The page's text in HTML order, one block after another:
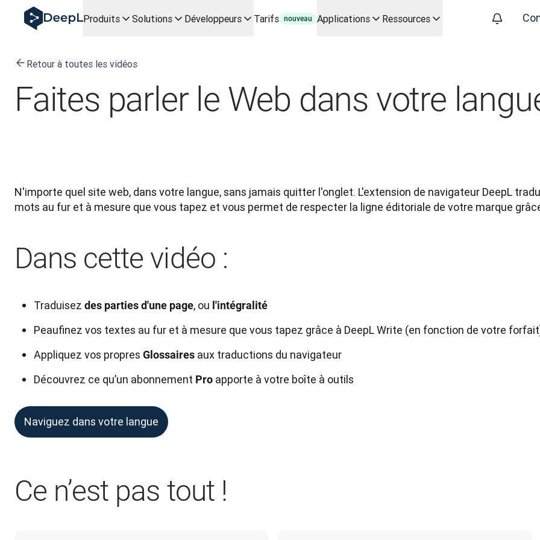
DeepL pour agents IA
Translation Flow de DeepL : des nouveaux processus optimisés par l’IA pour vos principaux cas d'usage et intégrations
Découvrez Translation Flow : la localisation qui automatise vos processus de traduction de A à Z, pour toutes les équipes
Évaluation qualité traduction chez DeepL
De la traduction de texte à la traduction vocale en temps réel
Produits Solutions Développeurs Tarifs nouveau Applications Ressources
Retour à toutes les vidéos
Faites parler le Web dans votre
N'importe quel site web, dans votre langue, sans jamais quitter l'onglet. L'extension de navigateur DeepL
mots au fur et à mesure que vous tapez et vous permet de respecter la ligne éditoriale de votre marque
Dans cette vidéo :
Traduisez des parties d'une page, ou l'intégralité
Peaufinez vos textes au fur et à mesure que vous tapez grâce à DeepL Write (en fonction de votre
Appliquez vos propres Glossaires aux traductions du navigateur
Découvrez ce qu’un abonnement Pro apporte à votre boîte à outils
Naviguez dans votre langue
Ce n’est pas tout !